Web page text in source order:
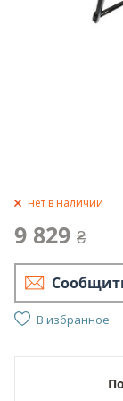
нет в наличии
9 829 ₴
В избранное